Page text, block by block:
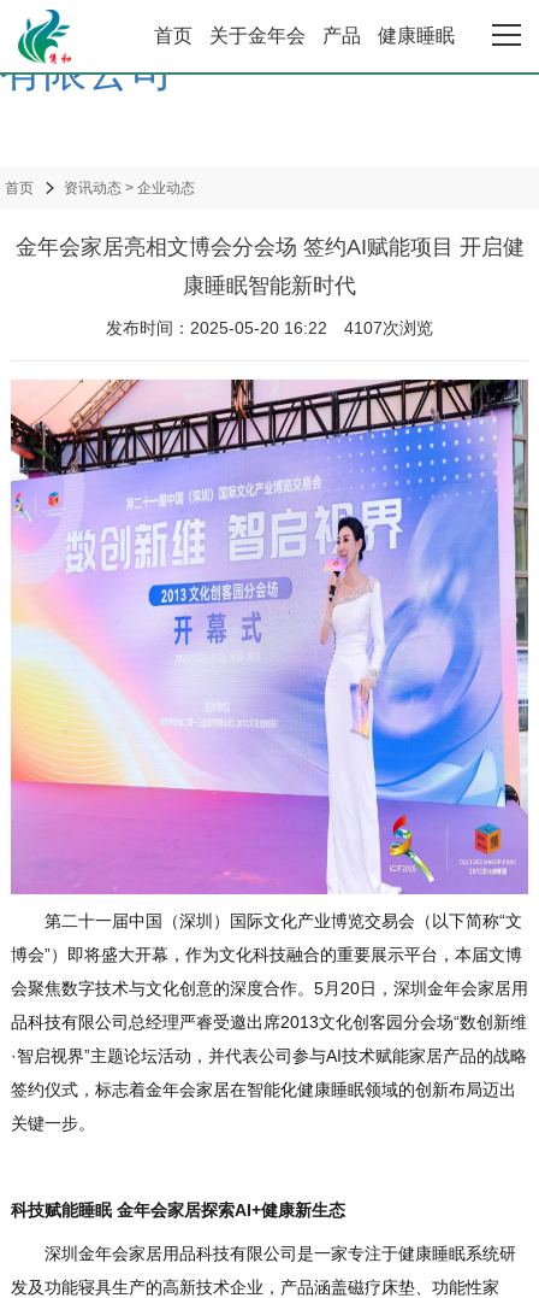
金年会·金字招牌诚信至上 |
有限公司
首页 关于金年会 产品 健康睡眠
产品中心
合作加盟
资讯动态
联系金年会·金字招牌诚信至上 |有限公司
官方商城
首页 资讯动态 >企业动态
金年会家居亮相文博会分会场 签约AI赋能项目 开启健
康睡眠智能新时代
发布时间：2025-05-20 16:22 4107次浏览
第二十一届中国（深圳）国际文化产业博览交易会（以下简称“文
博会”）即将盛大开幕，作为文化科技融合的重要展示平台，本届文博
会聚焦数字技术与文化创意的深度合作。5月20日，深圳金年会家居用
品科技有限公司总经理严睿受邀出席2013文化创客园分会场“数创新维
·智启视界”主题论坛活动，并代表公司参与AI技术赋能家居产品的战略
签约仪式，标志着金年会家居在智能化健康睡眠领域的创新布局迈出
关键一步。
科技赋能睡眠 金年会家居探索AI+健康新生态
深圳金年会家居用品科技有限公司是一家专注于健康睡眠系统研
发及功能寝具生产的高新技术企业，产品涵盖磁疗床垫、功能性家